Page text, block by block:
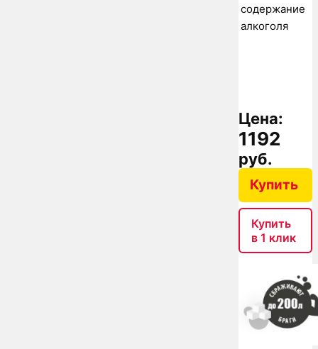
содержание
алкоголя
Цена:
1192
руб.
Купить
Купить
в 1 клик